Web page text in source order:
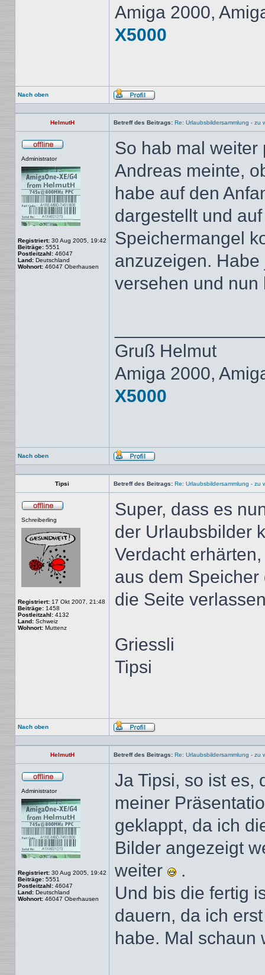
Amiga 2000,
X5000
Nach oben
Profil
HelmutH Betreff des Beitrags: Re: Urlaubsbildersammlung - zu
Administrator
Registriert: 30 Aug 2005, 19:42
Beiträge: 5551
Postleitzahl: 46047
Land: Deutschland
Wohnort: 46047 Oberhausen
So hab mal
Andreas meinte,
habe auf den
dargestellt und
Speichermangel
anzuzeigen.
versehen und
Gruß Helmut
Amiga 2000,
X5000
Nach oben
Profil
Tipsi Betreff des Beitrags: Re: Urlaubsbildersammlung - zu
Schreiberling
Registriert: 17 Okt 2007, 21:48
Beiträge: 1458
Postleitzahl: 4132
Land: Schweiz
Wohnort: Muttenz
Super, dass es
der Urlaubsbilder
Verdacht
aus dem
die Seite
Griessli
Tipsi
Nach oben
Profil
HelmutH Betreff des Beitrags: Re: Urlaubsbildersammlung - zu
Administrator
Registriert: 30 Aug 2005, 19:42
Beiträge: 5551
Postleitzahl: 46047
Land: Deutschland
Wohnort: 46047 Oberhausen
Ja Tipsi, so ist es,
meiner
geklappt, da ich
Bilder angezeigt
weiter
.
Und bis die fertig
dauern, da ich
habe. Mal schaun